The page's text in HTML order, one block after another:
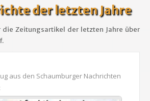
der letzten Jahre
Zeitungsartikel der letzten Jahre über
aus den Schaumburger Nachrichten